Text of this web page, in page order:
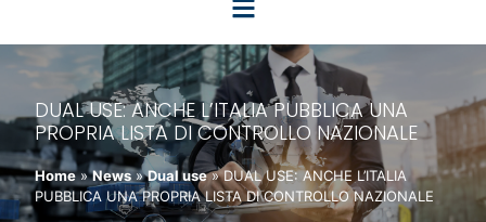
DUAL USE: ANCHE L’ITALIA PUBBLICA UNA
PROPRIA LISTA DI CONTROLLO NAZIONALE
Home » News » Dual use » DUAL USE: ANCHE L’ITALIA
PUBBLICA UNA PROPRIA LISTA DI CONTROLLO NAZIONALE